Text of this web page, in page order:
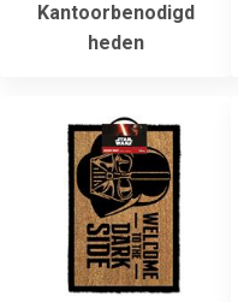
Kantoorbenodigd
heden